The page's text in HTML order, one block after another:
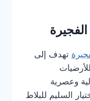
تهدف إلى
وعصرية
السليم للبلاط